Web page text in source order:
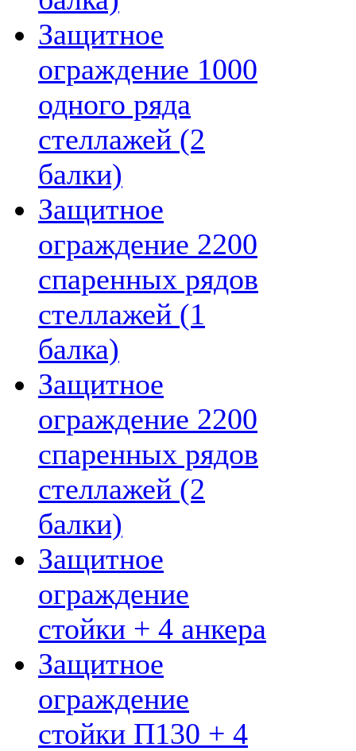
Защитное
ограждение 1000
одного ряда
стеллажей (2
балки)
Защитное
ограждение 2200
спаренных рядов
стеллажей (1
балка)
Защитное
ограждение 2200
спаренных рядов
стеллажей (2
балки)
Защитное
ограждение
стойки + 4 анкера
Защитное
ограждение
стойки П130 + 4